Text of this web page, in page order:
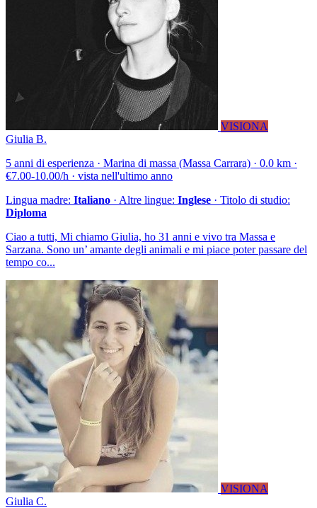
VISIONA
Giulia B.
5 anni di esperienza · Marina di massa (Massa Carrara) · 0.0 km ·
€7.00-10.00/h · vista nell'ultimo anno
Lingua madre: Italiano · Altre lingue: Inglese · Titolo di studio:
Diploma
Ciao a tutti, Mi chiamo Giulia, ho 31 anni e vivo tra Massa e
Sarzana. Sono un’ amante degli animali e mi piace poter passare del
tempo co...
VISIONA
Giulia C.